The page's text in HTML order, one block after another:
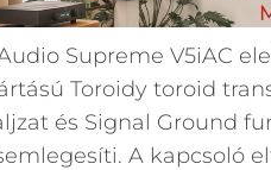
Supreme V5iAC
Toroidy toroid
és Signal Ground
A kapcsoló